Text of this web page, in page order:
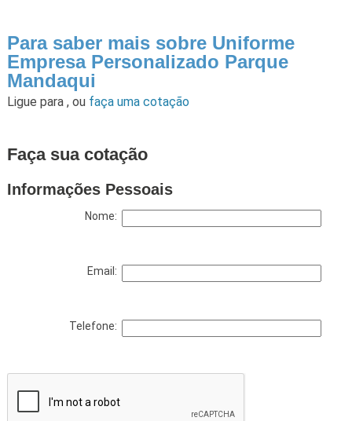
Para saber mais sobre Uniforme
Empresa Personalizado Parque
Mandaqui
Ligue para , ou faça uma cotação
Faça sua cotação
Informações Pessoais
Nome:
Email:
Telefone: